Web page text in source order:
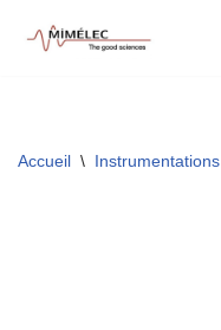
Accueil \ Instrumentations